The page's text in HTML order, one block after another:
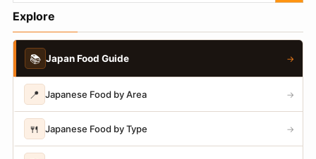
Explore
📚 Japan Food Guide →
📍 Japanese Food by Area →
🍴 Japanese Food by Type →